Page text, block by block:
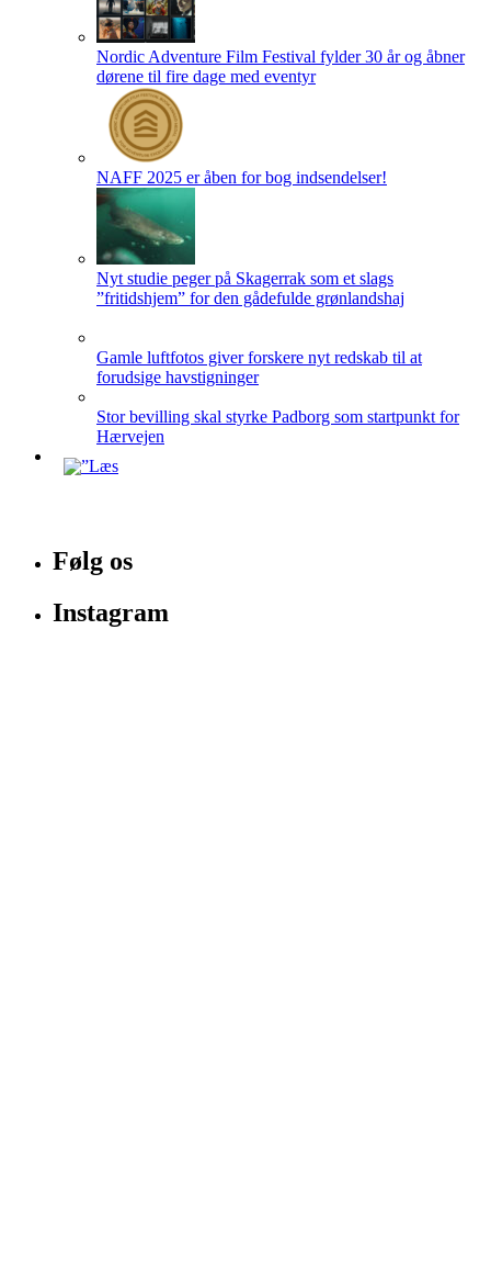
Nordic Adventure Film Festival fylder 30 år og åbner
dørene til fire dage med eventyr
NAFF 2025 er åben for bog indsendelser!
Nyt studie peger på Skagerrak som et slags
”fritidshjem” for den gådefulde grønlandshaj
Gamle luftfotos giver forskere nyt redskab til at
forudsige havstigninger
Stor bevilling skal styrke Padborg som startpunkt for
Hærvejen
Følg os
Instagram